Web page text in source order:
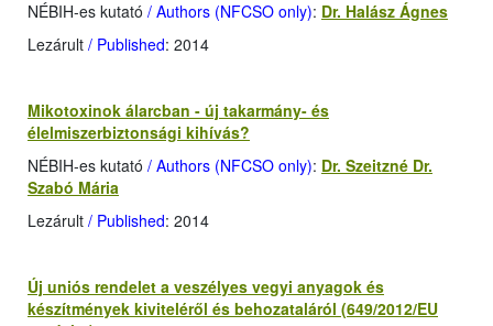
NÉBIH-es kutató / Authors (NFCSO only): Dr. Halász Ágnes
Lezárult / Published: 2014
Mikotoxinok álarcban - új takarmány- és
élelmiszerbiztonsági kihívás?
NÉBIH-es kutató / Authors (NFCSO only): Dr. Szeitzné Dr.
Szabó Mária
Lezárult / Published: 2014
Új uniós rendelet a veszélyes vegyi anyagok és
készítmények kiviteléről és behozataláról (649/2012/EU